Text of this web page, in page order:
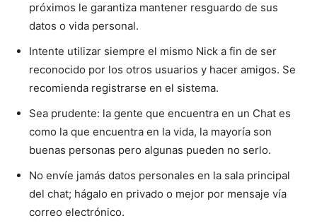
próximos le garantiza mantener resguardo de sus
datos o vida personal.
Intente utilizar siempre el mismo Nick a fin de ser
reconocido por los otros usuarios y hacer amigos. Se
recomienda registrarse en el sistema.
Sea prudente: la gente que encuentra en un Chat es
como la que encuentra en la vida, la mayoría son
buenas personas pero algunas pueden no serlo.
No envíe jamás datos personales en la sala principal
del chat; hágalo en privado o mejor por mensaje vía
correo electrónico.